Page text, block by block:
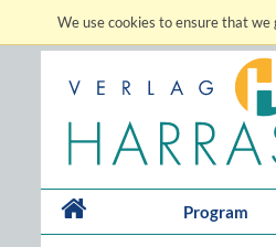
We use cookies to ensure that
Program